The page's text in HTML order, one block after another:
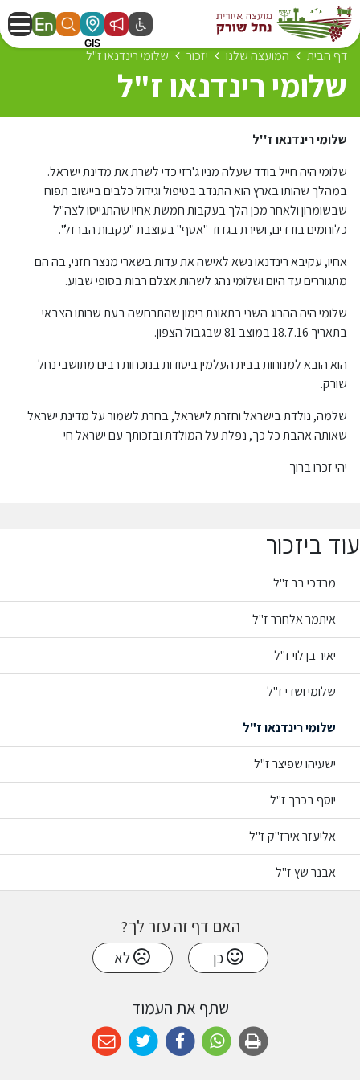
דף הבית המועצה שלנו יזכור שלומי רינדנאו ז"ל
שלומי רינדנאו ז"ל
שלומי רינדנאו ז''ל
שלומי היה חייל בודד שעלה מניו ג'רזי כדי לשרת את מדינת ישראל.
במהלך שהותו בארץ הוא התנדב בטיפול וגידול כלבים ביישוב תפוח
שבשומרון ולאחר מכן הלך בעקבות חמשת אחיו שהתגייסו לצה"ל
כלוחמים בודדים, ושירת בגדוד "אסף" בעוצבת "עקבות הברזל".
אחיו, עקיבא רינדנאו נשא לאישה את עדות בשארי מנצר חזני, בה הם
מתגוררים עד היום ושלומי נהג לשהות אצלם רבות בסופי שבוע.
שלומי היה ההרוג השני בתאונת רימון שהתרחשה בעת שרותו הצבאי
בתאריך 18.7.16 במוצב 81 שבגבול הצפון.
הוא הובא למנוחות בבית העלמין ביסודות בנוכחות רבים מתושבי נחל
שורק.
שלמה, נולדת בישראל וחזרת לישראל, בחרת לשמור על מדינת ישראל
שאותה אהבת כל כך, נפלת על המולדת ובזכותך עם ישראל חי
יהי זכרו ברוך
עוד ביזכור
מרדכי בר ז"ל
איתמר אלחרר ז"ל
יאיר בן לוי ז"ל
שלומי ושדי ז"ל
שלומי רינדנאו ז"ל
ישעיהו שפיצר ז"ל
יוסף בכרך ז"ל
אליעזר אירז"ק ז"ל
אבנר שץ ז"ל
האם דף זה עזר לך?
כן לא
שתף את העמוד